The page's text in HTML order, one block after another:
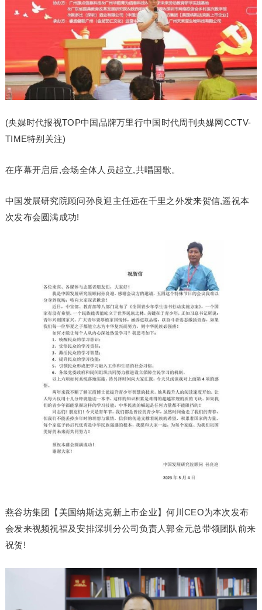
(央媒时代报视TOP中国品牌万里行中国时代周刊央媒网CCTV-
TIME特别关注)
在序幕开启后,会场全体人员起立,共唱国歌。
中国发展研究院顾问孙良迎主任远在千里之外发来贺信,遥祝本
次发布会圆满成功!
燕谷坊集团【美国纳斯达克新上市企业】何川CEO为本次发布
会发来视频祝福及安排深圳分公司负责人郭金元总带领团队前来
祝贺!